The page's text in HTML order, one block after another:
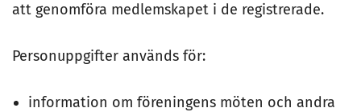
att genomföra medlemskapet i de registrerade.
Personuppgifter används för:
information om föreningens möten och andra